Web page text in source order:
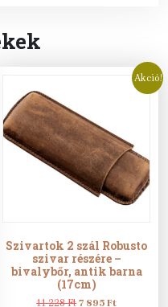
Akció!
Szivartok 2 szál Robusto
szivar részére –
bivalybőr, antik barna
(17cm)
11 228FtOriginal
7 895FtCurrent